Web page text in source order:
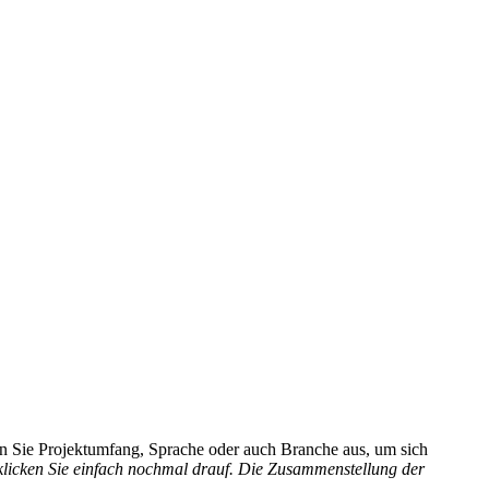
Projektumfang, Sprache oder auch Branche aus, um sich
Sie einfach nochmal drauf. Die Zusammenstellung der